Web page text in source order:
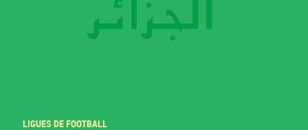
LIGUES DE FOOTBALL